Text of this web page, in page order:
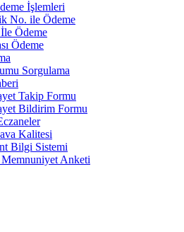
İşlemleri
No. ile Ödeme
Ödeme
Ödeme
Sorgulama
Takip Formu
Bildirim Formu
Kalitesi
Bilgi Sistemi
Memnuniyet Anketi